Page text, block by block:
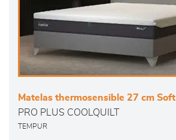
Matelas thermosensible 27 cm Soft
PRO PLUS COOLQUILT
TEMPUR